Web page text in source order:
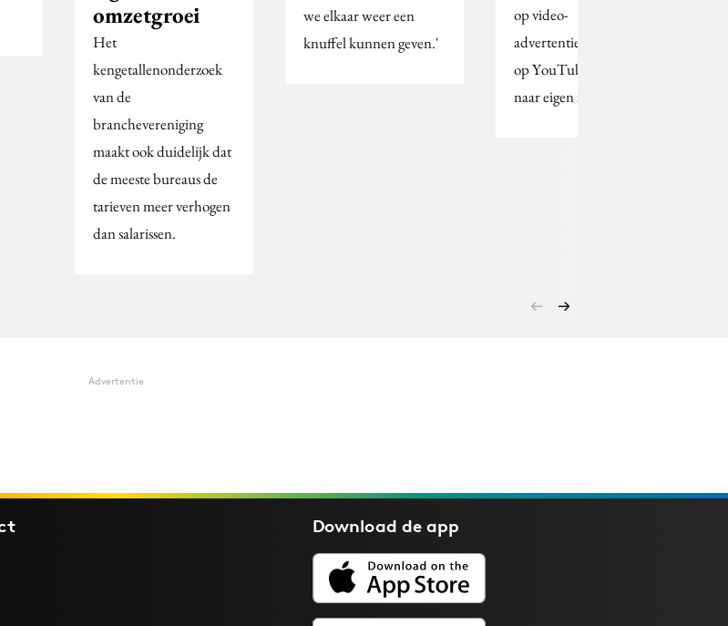
omzetgroei
Het
kengetallenonderzoek
van de
branchevereniging
maakt ook duidelijk dat
de meeste bureaus de
tarieven meer verhogen
dan salarissen.
we elkaar weer een
knuffel kunnen geven.'
op video-
advertentiemogelijkheden
op YouTube en groeit
naar eigen zeggen hard.
Advertentie
Download deapp